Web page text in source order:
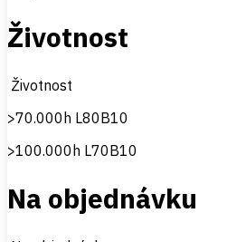
Životnost
Životnost
>70.000h L80B10
>100.000h L70B10
Na objednávku